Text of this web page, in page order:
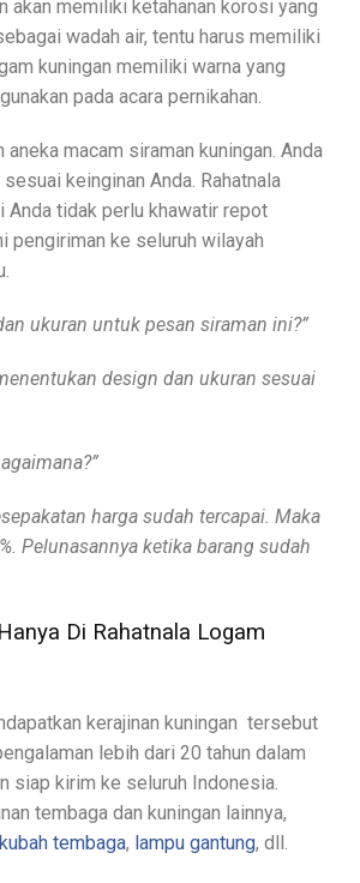
akan memiliki ketahanan korosi yang
wadah air, tentu harus memiliki
kuningan memiliki warna yang
pada acara pernikahan.
macam siraman kuningan. Anda
keinginan Anda. Rahatnala
tidak perlu khawatir repot
pengiriman ke seluruh wilayah
ukuran untuk pesan siraman ini?”
design dan ukuran sesuai
harga sudah tercapai. Maka
Pelunasannya ketika barang sudah
Di Rahatnala Logam
kerajinan kuningan tersebut
lebih dari 20 tahun dalam
siap kirim ke seluruh Indonesia.
tembaga dan kuningan lainnya,
kubah tembaga, lampu gantung, dll.